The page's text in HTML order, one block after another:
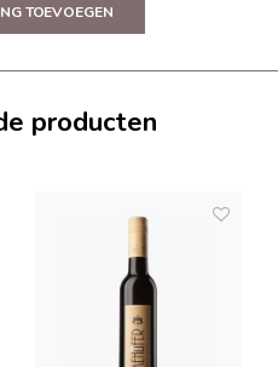
TOEVOEGEN
producten